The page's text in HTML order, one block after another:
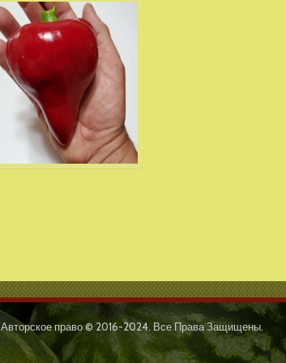
Авторское право © 2016-2024. Все Права Защищены.